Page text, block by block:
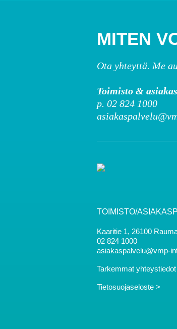
MITEN
Ota yhteyttä. Me
Toimisto &
p. 02 824 1000
TOIMISTO/
Kaaritie 1, 26100
02 824 1000
asiakaspalvelu@vmp-
Tarkemmat
Tietosuojaseloste >